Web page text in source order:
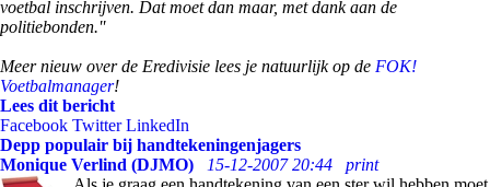
voetbal inschrijven. Dat moet dan maar, met dank aan de
politiebonden.''
Meer nieuw over de Eredivisie lees je natuurlijk op de FOK!
Voetbalmanager!
Lees dit bericht
Facebook Twitter LinkedIn
Depp populair bij handtekeningenjagers
Monique Verlind (DJMO)
15-12-2007 20:44
print